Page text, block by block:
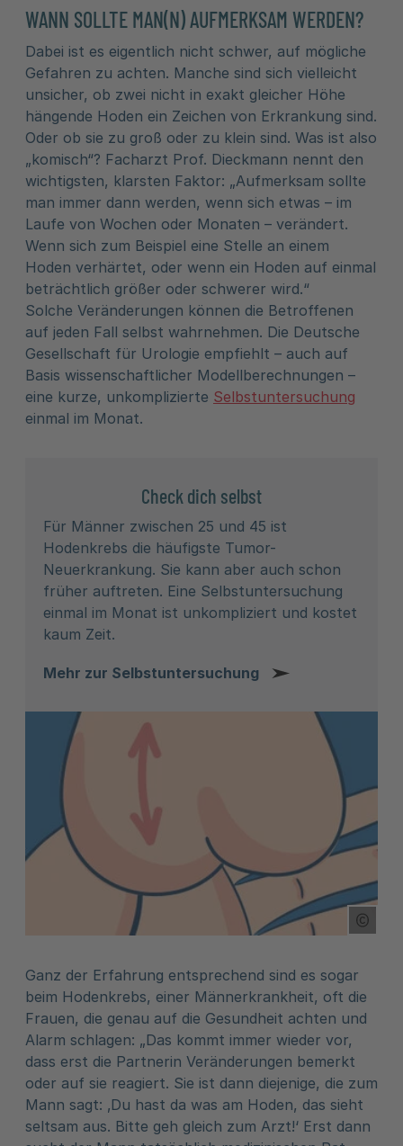
WANN SOLLTE MAN(N) AUFMERKSAM WERDEN?
Dabei ist es eigentlich nicht schwer, auf mögliche
Gefahren zu achten. Manche sind sich vielleicht
unsicher, ob zwei nicht in exakt gleicher Höhe
hängende Hoden ein Zeichen von Erkrankung sind.
Oder ob sie zu groß oder zu klein sind. Was ist also
„komisch“? Facharzt Prof. Dieckmann nennt den
wichtigsten, klarsten Faktor: „Aufmerksam sollte
man immer dann werden, wenn sich etwas – im
Laufe von Wochen oder Monaten – verändert.
Wenn sich zum Beispiel eine Stelle an einem
Hoden verhärtet, oder wenn ein Hoden auf einmal
beträchtlich größer oder schwerer wird.“
Solche Veränderungen können die Betroffenen
auf jeden Fall selbst wahrnehmen. Die Deutsche
Gesellschaft für Urologie empfiehlt – auch auf
Basis wissenschaftlicher Modellberechnungen –
eine kurze, unkomplizierte Selbstuntersuchung
einmal im Monat.
Check dich selbst
Für Männer zwischen 25 und 45 ist
Hodenkrebs die häufigste Tumor-
Neuerkrankung. Sie kann aber auch schon
früher auftreten. Eine Selbstuntersuchung
einmal im Monat ist unkompliziert und kostet
kaum Zeit.
Mehr zur Selbstuntersuchung
Ganz der Erfahrung entsprechend sind es sogar
beim Hodenkrebs, einer Männerkrankheit, oft die
Frauen, die genau auf die Gesundheit achten und
Alarm schlagen: „Das kommt immer wieder vor,
dass erst die Partnerin Veränderungen bemerkt
oder auf sie reagiert. Sie ist dann diejenige, die zum
Mann sagt: ‚Du hast da was am Hoden, das sieht
seltsam aus. Bitte geh gleich zum Arzt!‘ Erst dann